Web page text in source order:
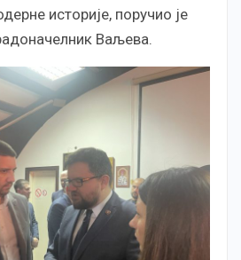
историје, поручио је
Ваљева.